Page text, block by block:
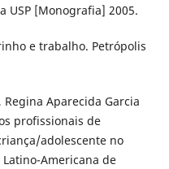
USP [Monografia] 2005.
e trabalho. Petrópolis
Regina Aparecida Garcia
profissionais de
adolescente no
Americana de